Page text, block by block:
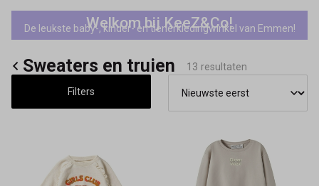
Sale
mini
meisjes
sweaters
truien
Welkom bij KeeZ&Co!
De leukste baby-, kinder- en tienerkledingwinkel van Emmen!
Sweaters en truien 13 resultaten
Filters